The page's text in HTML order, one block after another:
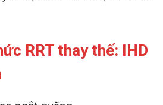
RRT thay thế: IHD